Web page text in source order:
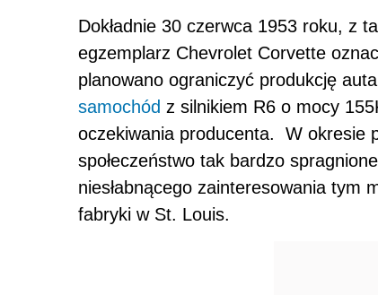
Dokładnie 30 czerwca 1953 roku, z
egzemplarz Chevrolet Corvette
planowano ograniczyć produkcję
samochód z silnikiem R6 o mocy
oczekiwania producenta. W okresie
społeczeństwo tak bardzo
niesłabnącego zainteresowania tym
fabryki w St. Louis.